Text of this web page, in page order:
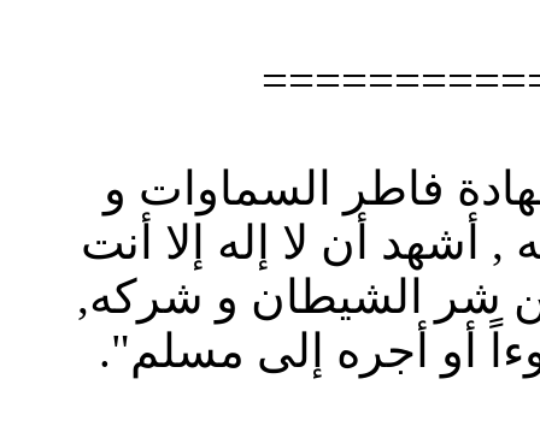
فاطر السماوات و
أن لا إله إلا أنت
شر الشيطان و شركه,
أو أجره إلى مسلم".